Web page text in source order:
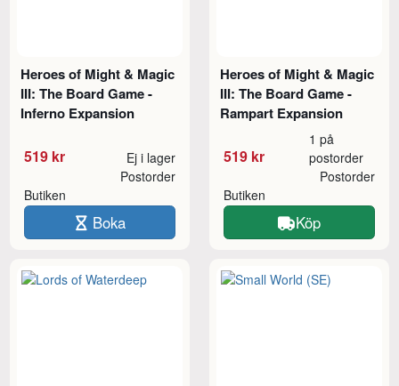
Heroes of Might & Magic
III: The Board Game -
Inferno Expansion
519 kr Ej i lager
Butiken
Postorder
Boka
Heroes of Might & Magic
III: The Board Game -
Rampart Expansion
519 kr
1 på
postorder
Butiken
Postorder
Köp